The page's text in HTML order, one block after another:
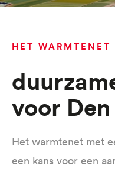
en
de
gaan
HET WARMTENET
Duurzame warmte
voor
Het warmtenet met
een kans voor een